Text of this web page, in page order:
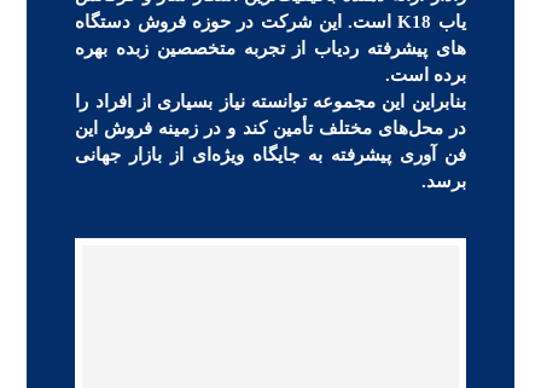
یاب K18 است. این شرکت در حوزه فروش دستگاه
های پیشرفته ردیاب از تجربه متخصصین زبده بهره
برده است.
بنابراین این مجموعه توانسته نیاز بسیاری از افراد را
در محل‌های مختلف تأمین کند و در زمینه فروش این
فن آوری پیشرفته به جایگاه ویژه‌ای از بازار جهانی
برسد.